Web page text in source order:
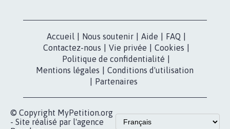
Accueil Nous soutenir Aide FAQ
Contactez-nous
Vie privée Cookies
Politique de confidentialité
Mentions légales
Conditions d'utilisation
Partenaires
© Copyright MyPetition.org
- Site réalisé par l'agence